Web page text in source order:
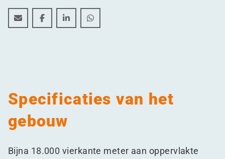
Feestelijke aftrap voor de bouw van farmaceutisch
Feestelijke aftrap voor de bouw van
Feestelijke aftrap voor de bouw van
Feestelijke aftrap voor de bouw
Specificaties van het
gebouw
Bijna 18.000 vierkante meter aan oppervlakte